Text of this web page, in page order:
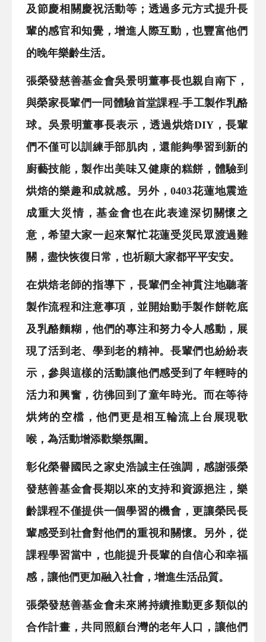
及節慶相關慶祝活動等；透過多元方式提升長
輩的感官和知覺，增進人際互動，也豐富他們
的晚年樂齡生活。
張榮發慈善基金會吳景明董事長也親自南下，
與榮家長輩們一同體驗首堂課程-手工製作乳酪
球。吳景明董事長表示，透過烘焙DIY，長輩
們不僅可以訓練手部肌肉，還能夠學習到新的
廚藝技能，製作出美味又健康的糕餅，體驗到
烘焙的樂趣和成就感。另外，0403花蓮地震造
成重大災情，基金會也在此表達深切關懷之
意，希望大家一起來幫忙花蓮受災民眾渡過難
關，盡快恢復日常，也祈願大家都平平安安。
在烘焙老師的指導下，長輩們全神貫注地聽著
製作流程和注意事項，並開始動手製作餅乾底
及乳酪麵糊，他們的專注和努力令人感動，展
現了活到老、學到老的精神。長輩們也紛紛表
示，參與這樣的活動讓他們感受到了年輕時的
活力和興奮，彷彿回到了童年時光。而在等待
烘烤的空檔，他們更是相互輪流上台展現歌
喉，為活動增添歡樂氛圍。
彰化榮譽國民之家史浩誠主任強調，感謝張榮
發慈善基金會長期以來的支持和資源挹注，樂
齡課程不僅提供一個學習的機會，更讓榮民長
輩感受到社會對他們的重視和關懷。另外，從
課程學習當中，也能提升長輩的自信心和幸福
感，讓他們更加融入社會，增進生活品質。
張榮發慈善基金會未來將持續推動更多類似的
合作計畫，共同照顧台灣的老年人口，讓他們